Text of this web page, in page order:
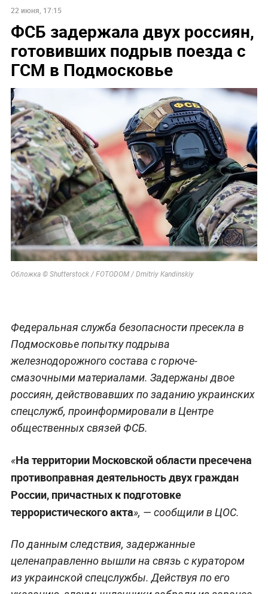
22 июня, 17:15
ФСБ задержала двух россиян,
готовивших подрыв поезда с
ГСМ в Подмосковье
Обложка © Shutterstock / FOTODOM / Dmitriy Kandinskiy
Федеральная служба безопасности пресекла в
Подмосковье попытку подрыва
железнодорожного состава с горюче-
смазочными материалами. Задержаны двое
россиян, действовавших по заданию украинских
спецслужб, проинформировали в Центре
общественных связей ФСБ.
«На территории Московской области пресечена
противоправная деятельность двух граждан
России, причастных к подготовке
террористического акта», — сообщили в ЦОС.
По данным следствия, задержанные
целенаправленно вышли на связь с куратором
из украинской спецслужбы. Действуя по его